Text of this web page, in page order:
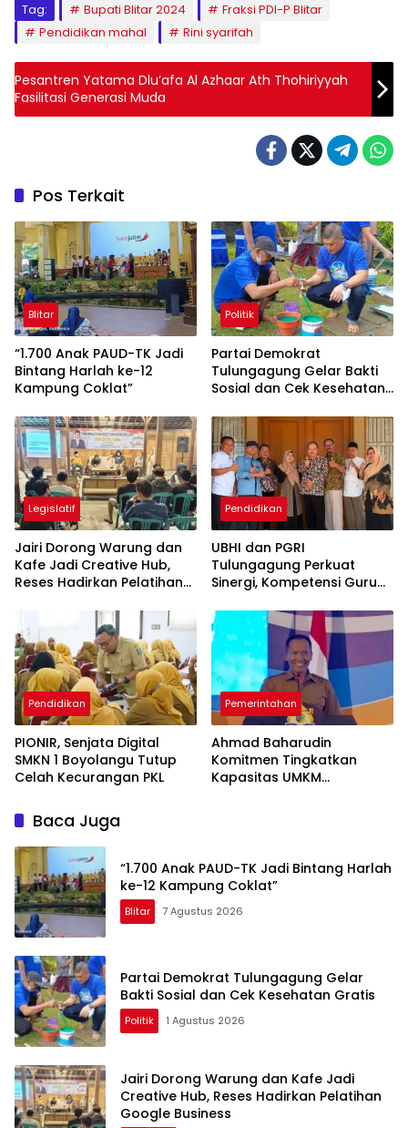
Tag: Bupati Blitar 2024
Fraksi PDI-P Blitar
Pendidikan mahal
Rini syarifah
Pesantren Yatama Dlu’afa Al Azhaar Ath Thohiriyyah
Fasilitasi Generasi Muda
Pos Terkait
Blitar
“1.700 Anak PAUD-TK Jadi
Bintang Harlah ke-12
Kampung Coklat”
Politik
Partai Demokrat
Tulungagung Gelar Bakti
Sosial dan Cek Kesehatan
Legislatif
Jairi Dorong Warung dan
Kafe Jadi Creative Hub,
Reses Hadirkan Pelatihan
Pendidikan
UBHI dan PGRI
Tulungagung Perkuat
Sinergi, Kompetensi Guru
Pendidikan
PIONIR, Senjata Digital
SMKN 1 Boyolangu Tutup
Celah Kecurangan PKL
Pemerintahan
Ahmad Baharudin
Komitmen Tingkatkan
Kapasitas UMKM
Baca Juga
“1.700 Anak PAUD-TK Jadi Bintang Harlah
ke-12 Kampung Coklat”
Blitar 7 Agustus 2026
Partai Demokrat Tulungagung Gelar
Bakti Sosial dan Cek Kesehatan Gratis
Politik 1 Agustus 2026
Jairi Dorong Warung dan Kafe Jadi
Creative Hub, Reses Hadirkan Pelatihan
Google Business